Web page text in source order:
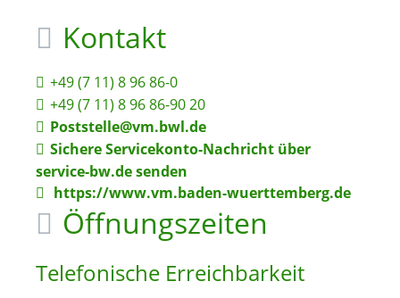
Kontakt
+49 (7 11) 8 96 86-0
+49 (7 11) 8 96 86-90 20
Poststelle@vm.bwl.de
Sichere Servicekonto-Nachricht über
service-bw.de senden
https://www.vm.baden-wuerttemberg.de
Öffnungszeiten
Telefonische Erreichbarkeit